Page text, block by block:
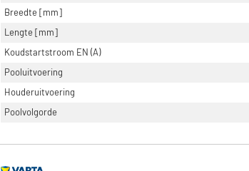
Breedte [mm]
Lengte [mm]
Koudstartstroom EN (A)
Pooluitvoering
Houderuitvoering
Poolvolgorde